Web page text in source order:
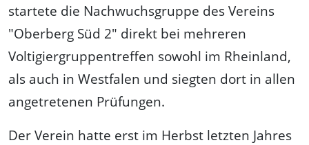
startete die Nachwuchsgruppe des Vereins
"Oberberg Süd 2" direkt bei mehreren
Voltigiergruppentreffen sowohl im Rheinland,
als auch in Westfalen und siegten dort in allen
angetretenen Prüfungen.
Der Verein hatte erst im Herbst letzten Jahres